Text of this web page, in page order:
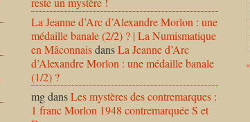
La Jeanne d’Arc d’Alexandre Morlon : une
médaille banale (2/2) ? | La Numismatique
en MâconnaisdansLa Jeanne d’Arc
d’Alexandre Morlon : une médaille banale
(1/2) ?
mgdansLes mystères des contremarques :
1 franc Morlon 1948 contremarquée S et